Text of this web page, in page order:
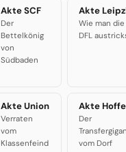
Akte SCF
Der
Bettelkönig
von
Südbaden
Akte
Wie man die
DFL
Akte Union
Verraten
vom
Klassenfeind
Akte Hoffe
Der
vom Dorf